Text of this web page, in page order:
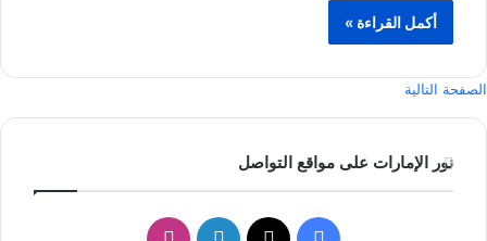
أكمل القراءة »
الصفحة التالية
نور الإمارات على مواقع التواصل